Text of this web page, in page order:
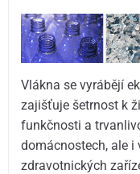
Vlákna se vyrábějí
zajišťuje šetrnost k
funkčnosti a
domácnostech, ale i
zdravotnických